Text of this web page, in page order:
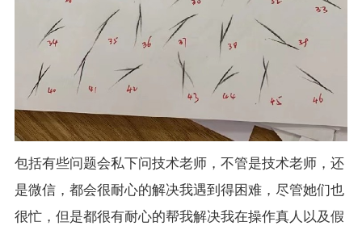
包括有些问题会私下问技术老师，不管是技术老师，还
是微信，都会很耐心的解决我遇到得困难，尽管她们也
很忙，但是都很有耐心的帮我解决我在操作真人以及假